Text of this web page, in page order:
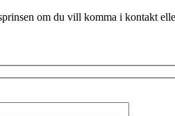
om du vill komma i kontakt